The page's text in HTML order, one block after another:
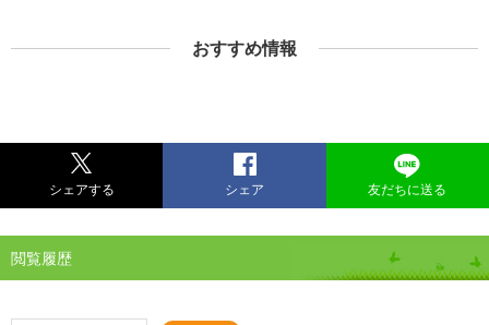
おすすめ情報
シェアする シェア 友だちに送る
閲覧履歴